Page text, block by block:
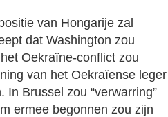
van Hongarije zal
dat Washington zou
Oekraïne-conflict zou
van het Oekraïense leger
Brussel zou “verwarring”
ermee begonnen zou zijn